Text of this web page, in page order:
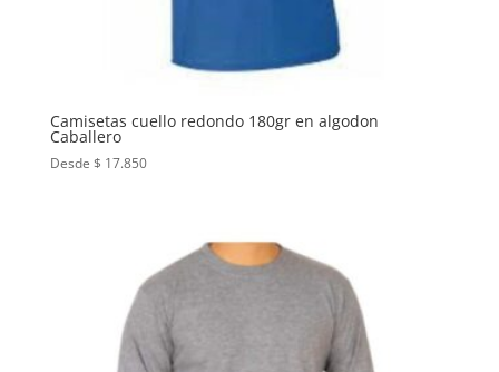
Camisetas cuello redondo 180gr en algodon
Caballero
Desde $ 17.850